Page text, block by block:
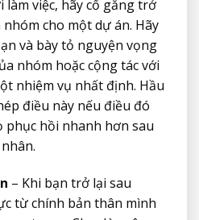
làm việc, hãy cố gắng trở
cho một dự án. Hãy
và bày tỏ nguyện vọng
nhóm hoặc cộng tác với
nhiệm vụ nhất định. Hầu
điều này nếu điều đó
phục hồi nhanh hơn sau
– Khi bạn trở lại sau
từ chính bản thân mình